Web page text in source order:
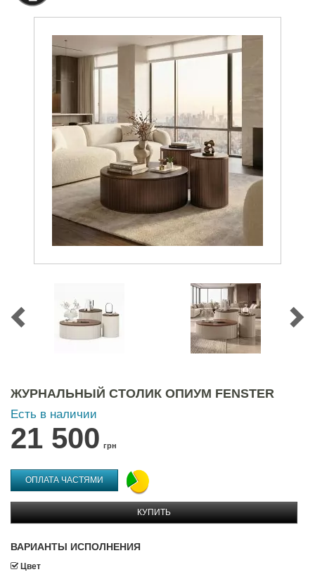
ЖУРНАЛЬНЫЙ СТОЛИК ОПИУМ FENSTER
Есть в наличии
21 500 грн
ОПЛАТА ЧАСТЯМИ
КУПИТЬ
ВАРИАНТЫ ИСПОЛНЕНИЯ
Цвет